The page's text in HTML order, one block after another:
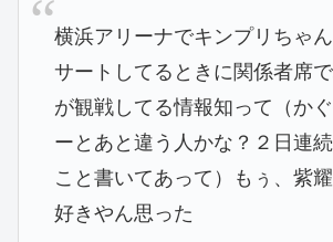
横浜アリーナでキンプリちゃ
サートしてるときに関係者席
が観戦してる情報知って（か
ーとあと違う人かな？２日連
こと書いてあって）もぅ、紫
好きやん思った